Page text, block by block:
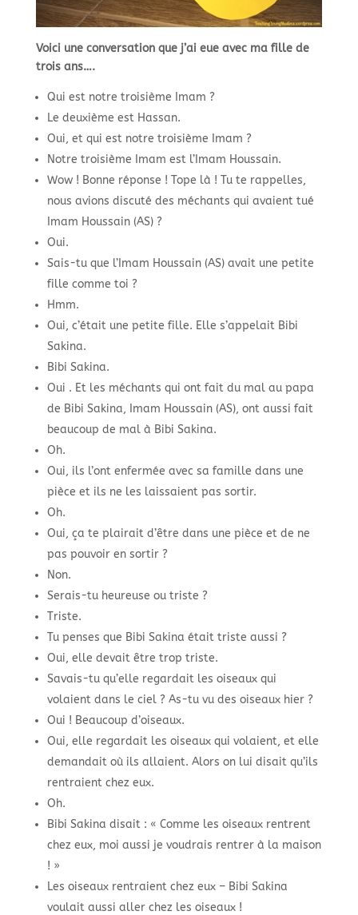
Voici une conversation que j’ai eue avec ma fille de
trois ans….
Qui est notre troisième Imam ?
Le deuxième est Hassan.
Oui, et qui est notre troisième Imam ?
Notre troisième Imam est l’Imam Houssain.
Wow ! Bonne réponse ! Tope là ! Tu te rappelles,
nous avions discuté des méchants qui avaient tué
Imam Houssain (AS) ?
Oui.
Sais-tu que l’Imam Houssain (AS) avait une petite
fille comme toi ?
Hmm.
Oui, c’était une petite fille. Elle s’appelait Bibi
Sakina.
Bibi Sakina.
Oui . Et les méchants qui ont fait du mal au papa
de Bibi Sakina, Imam Houssain (AS), ont aussi fait
beaucoup de mal à Bibi Sakina.
Oh.
Oui, ils l’ont enfermée avec sa famille dans une
pièce et ils ne les laissaient pas sortir.
Oh.
Oui, ça te plairait d’être dans une pièce et de ne
pas pouvoir en sortir ?
Non.
Serais-tu heureuse ou triste ?
Triste.
Tu penses que Bibi Sakina était triste aussi ?
Oui, elle devait être trop triste.
Savais-tu qu’elle regardait les oiseaux qui
volaient dans le ciel ? As-tu vu des oiseaux hier ?
Oui ! Beaucoup d’oiseaux.
Oui, elle regardait les oiseaux qui volaient, et elle
demandait où ils allaient. Alors on lui disait qu’ils
rentraient chez eux.
Oh.
Bibi Sakina disait : « Comme les oiseaux rentrent
chez eux, moi aussi je voudrais rentrer à la maison
! »
Les oiseaux rentraient chez eux – Bibi Sakina
voulait aussi aller chez les oiseaux !